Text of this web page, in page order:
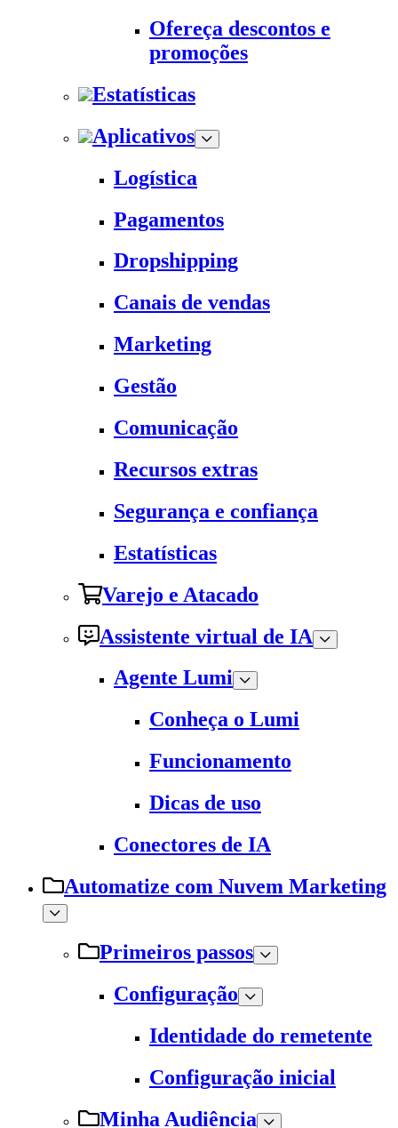
Ofereça descontos e
promoções
Estatísticas
Aplicativos
Logística
Pagamentos
Dropshipping
Canais de vendas
Marketing
Gestão
Comunicação
Recursos extras
Segurança e confiança
Estatísticas
Varejo e Atacado
Assistente virtual de IA
Agente Lumi
Conheça o Lumi
Funcionamento
Dicas de uso
Conectores de IA
Automatize com Nuvem Marketing
Primeiros passos
Configuração
Identidade do remetente
Configuração inicial
Minha Audiência